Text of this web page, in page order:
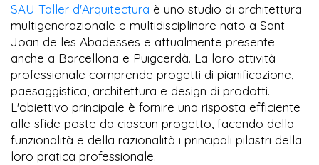
SAU Taller d'Arquitectura è uno studio di architettura
multigenerazionale e multidisciplinare nato a Sant
Joan de les Abadesses e attualmente presente
anche a Barcellona e Puigcerdà. La loro attività
professionale comprende progetti di pianificazione,
paesaggistica, architettura e design di prodotti.
L'obiettivo principale è fornire una risposta efficiente
alle sfide poste da ciascun progetto, facendo della
funzionalità e della razionalità i principali pilastri della
loro pratica professionale.